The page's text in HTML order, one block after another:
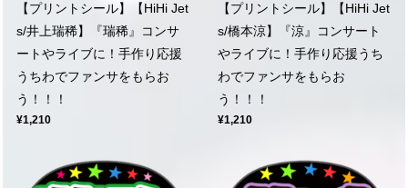
【プリントシール】【HiHi Jet
s/井上瑞稀】『瑞稀』コンサ
ートやライブに！手作り応援
うちわでファンサをもらお
う！！！
¥1,210
【プリントシール】【HiHi Jet
s/橋本涼】『涼』コンサート
やライブに！手作り応援うち
わでファンサをもらお
う！！！
¥1,210